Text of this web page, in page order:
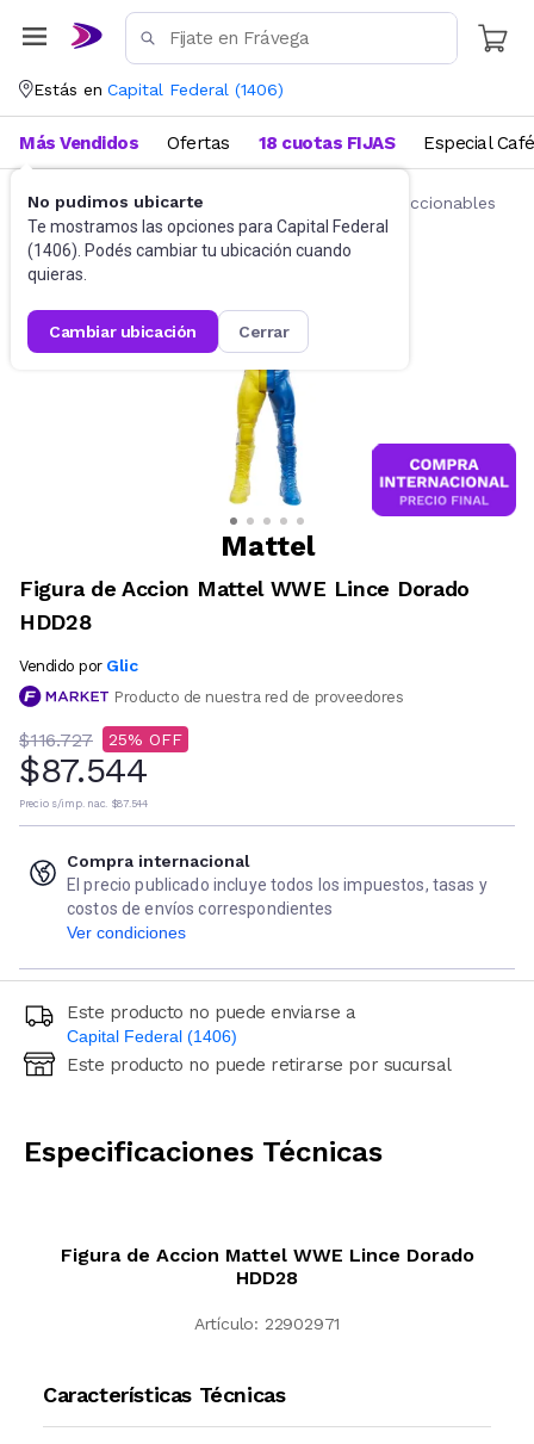
Estás en Capital Federal (1406)
No pudimos ubicarte
Te mostramos las opciones para Capital Federal
(1406). Podés cambiar tu ubicación cuando
quieras.
cambiar ubicación cerrar
Más Vendidos Ofertas 18 cuotas FIJAS Especial Café
Juguetes y Juegos Figuras de acción y coleccionables
Mattel
Figura de Accion Mattel WWE Lince Dorado
HDD28
Vendido por Glic
Producto de nuestra red de proveedores
$116.727 25
$87.544
Precio s/imp. nac. $87.544
Compra internacional
El precio publicado incluye todos los impuestos, tasas y
costos de envíos correspondientes
Ver condiciones
Este producto no puede enviarse a
Capital Federal (1406)
Ingresá código postal (sólo números)
Este producto no puede retirarse por sucursal
Especificaciones Técnicas
Figura de Accion Mattel WWE Lince Dorado
HDD28
Artículo: 22902971
Características Técnicas